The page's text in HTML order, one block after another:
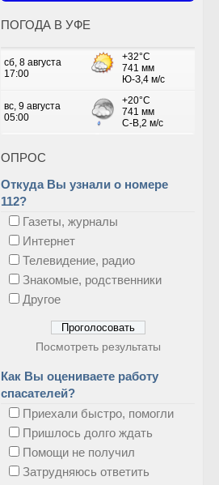
ПОГОДА В УФЕ
ОПРОС
Откуда Вы узнали о номере
112?
Газеты, журналы
Интернет
Телевидение, радио
Знакомые, родственники
Другое
Посмотреть результаты
Как Вы оцениваете работу
спасателей?
Приехали быстро, помогли
Пришлось долго ждать
Помощи не получил
Затрудняюсь ответить